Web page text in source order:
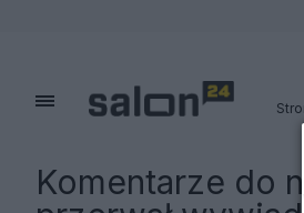
Komentarze do